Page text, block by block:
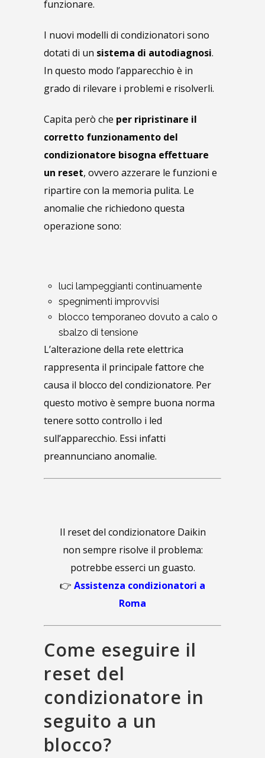
funzionare.
I nuovi modelli di condizionatori sono
dotati di un sistema di autodiagnosi.
In questo modo l’apparecchio è in
grado di rilevare i problemi e risolverli.
Capita però che per ripristinare il
corretto funzionamento del
condizionatore bisogna effettuare
un reset, ovvero azzerare le funzioni e
ripartire con la memoria pulita. Le
anomalie che richiedono questa
operazione sono:
luci lampeggianti continuamente
spegnimenti improvvisi
blocco temporaneo dovuto a calo o
sbalzo di tensione
L’alterazione della rete elettrica
rappresenta il principale fattore che
causa il blocco del condizionatore. Per
questo motivo è sempre buona norma
tenere sotto controllo i led
sull’apparecchio. Essi infatti
preannunciano anomalie.
Il reset del condizionatore Daikin
non sempre risolve il problema:
potrebbe esserci un guasto.
👉 Assistenza condizionatori a
Roma
Come eseguire il
reset del
condizionatore in
seguito a un
blocco?